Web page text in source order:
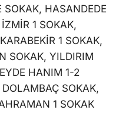
SOKAK, HASANDEDE
1 SOKAK,
1 SOKAK,
SOKAK, YILDIRIM
HANIM 1-2
SOKAK,
1 SOKAK